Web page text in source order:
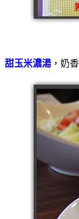
甜玉米濃湯 ，奶